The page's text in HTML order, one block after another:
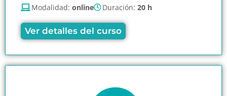
Modalidad: online Duración: 20 h
Ver detalles del curso